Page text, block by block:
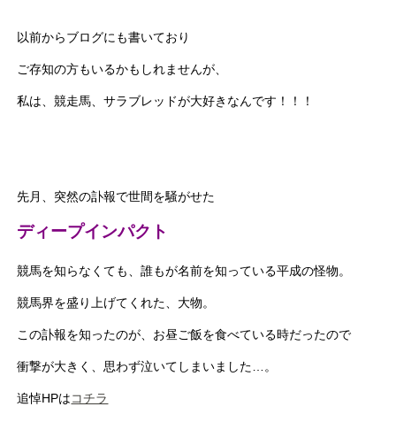
以前からブログにも書いており
ご存知の方もいるかもしれませんが、
私は、競走馬、サラブレッドが大好きなんです！！！
先月、突然の訃報で世間を騒がせた
ディープインパクト
競馬を知らなくても、誰もが名前を知っている平成の怪物。
競馬界を盛り上げてくれた、大物。
この訃報を知ったのが、お昼ご飯を食べている時だったので
衝撃が大きく、思わず泣いてしまいました…。
追悼HPはコチラ